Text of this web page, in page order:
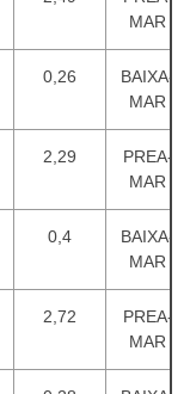
MAR
0,26
BAIXA-
MAR
2,29
PREA-
MAR
0,4
BAIXA-
MAR
2,72
PREA-
MAR